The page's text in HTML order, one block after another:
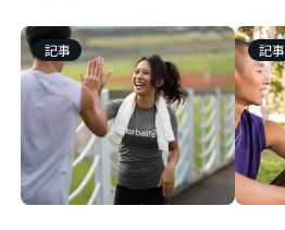
記事 記事